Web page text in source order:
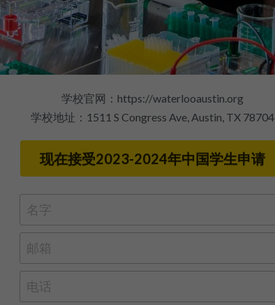
学校官网：https://waterlooaustin.org
学校地址：1511 S Congress Ave, Austin, TX 78704
现在接受2023-2024年中国学生申请
名字
邮箱
电话